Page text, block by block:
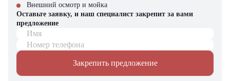
Внешний осмотр и мойка
Оставьте заявку, и наш специалист закрепит за вами
предложение
Имя
Номер телефона
Закрепить предложение